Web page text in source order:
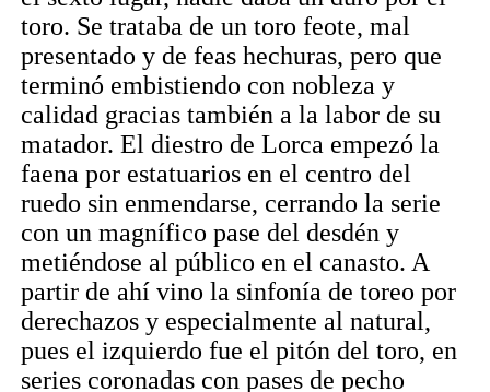
toro. Se trataba de un toro feote, mal
presentado y de feas hechuras, pero que
terminó embistiendo con nobleza y
calidad gracias también a la labor de su
matador. El diestro de Lorca empezó la
faena por estatuarios en el centro del
ruedo sin enmendarse, cerrando la serie
con un magnífico pase del desdén y
metiéndose al público en el canasto. A
partir de ahí vino la sinfonía de toreo por
derechazos y especialmente al natural,
pues el izquierdo fue el pitón del toro, en
series coronadas con pases de pecho